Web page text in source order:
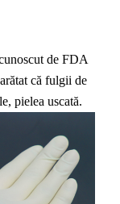
de FDA
că fulgii de
pielea uscată.